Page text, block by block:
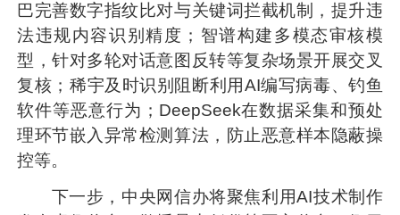
巴完善数字指纹比对与关键词拦截机制，提升违
法违规内容识别精度；智谱构建多模态审核模
型，针对多轮对话意图反转等复杂场景开展交叉
复核；稀宇及时识别阻断利用AI编写病毒、钓鱼
软件等恶意行为；DeepSeek在数据采集和预处
理环节嵌入异常检测算法，防止恶意样本隐蔽操
控等。
下一步，中央网信办将聚焦利用AI技术制作